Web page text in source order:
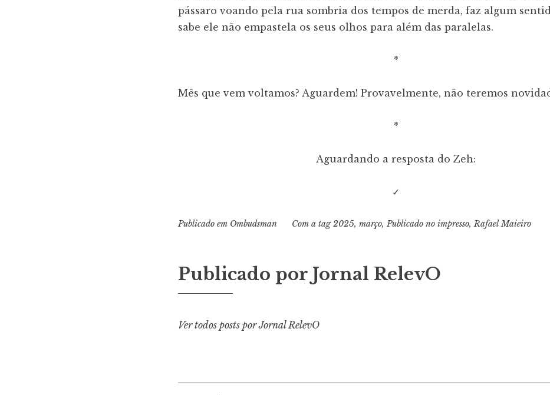
pássaro voando pela rua sombria dos tempos de merda, faz algum
sabe ele não empastela os seus olhos para além das paralelas.
*
Mês que vem voltamos? Aguardem! Provavelmente, não teremos
*
Aguardando a resposta do Zeh:
✓
Publicado em Ombudsman Com a tag2025, março, Publicado no impresso, Rafael Maieiro
Publicado por Jornal RelevO
Ver todos posts por Jornal RelevO